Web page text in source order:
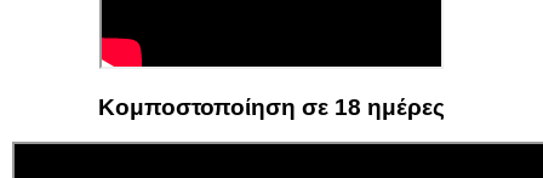
Κομποστοποίηση σε 18 ημέρες